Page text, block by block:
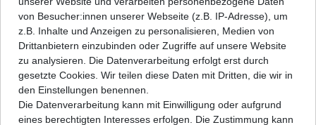
Angaben Produktsicherheit
ap Sportfahrwerke garantieren sportlichen Fahrspaß und
Sicherheit zu einem hervorragenden Preis-/Leistungsverhältnis.
Ein festes, fahrzeugspezifisches Dämpfersetup wird mit den
bewährten ap-Tieferlegungsfedern kombiniert zu einem
Komplettfahrwerk und erfüllt höchste Ansprüche.
von Besucher:innen unserer Webseite (z.B. IP-Adresse), um
z.B. Inhalte und Anzeigen zu personalisieren, Medien von
Drittanbietern einzubinden oder Zugriffe auf unsere Website
zu analysieren. Die Datenverarbeitung erfolgt erst durch
gesetzte Cookies. Wir teilen diese Daten mit Dritten, die wir in
den Einstellungen benennen.
Die Datenverarbeitung kann mit Einwilligung oder aufgrund
eines berechtigten Interesses erfolgen. Die Zustimmung kann